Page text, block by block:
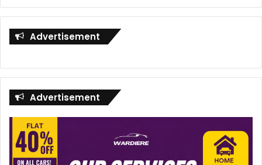
Advertisement
Advertisement